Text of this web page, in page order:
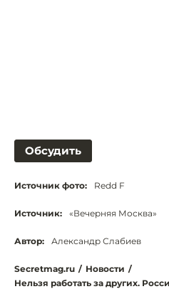
Обсудить
Источник фото: Redd F
Источник: «Вечерняя Москва»
Автор: Александр Слабиев
Secretmag.ru / Новости /
Нельзя работать за других.